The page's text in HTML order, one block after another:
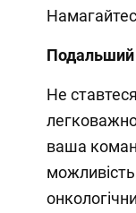
Подальший
Не
ваша